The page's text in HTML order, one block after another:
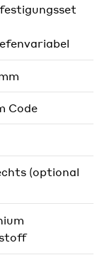
Code
(optional